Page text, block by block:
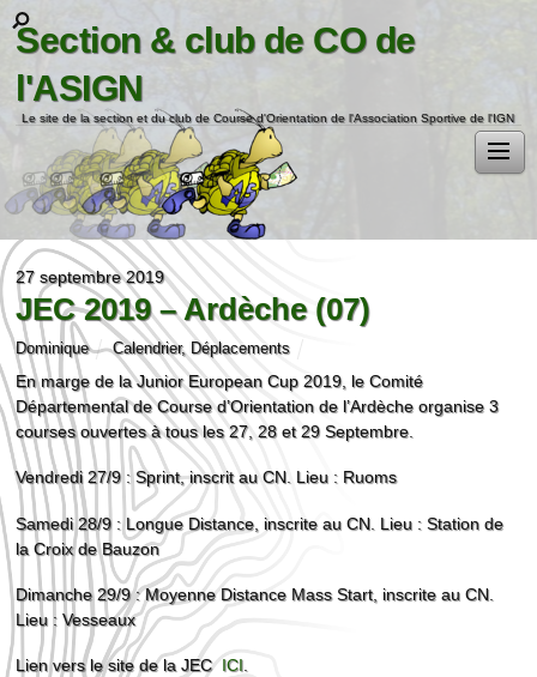
Section & club de CO de
l'ASIGN
Le site de la section et du club de Course d'Orientation de l'Association Sportive de l'IGN
27 septembre 2019
JEC 2019 – Ardèche (07)
Dominique Calendrier, Déplacements
En marge de la Junior European Cup 2019, le Comité
Départemental de Course d’Orientation de l’Ardèche organise 3
courses ouvertes à tous les 27, 28 et 29 Septembre.
Vendredi 27/9 : Sprint, inscrit au CN. Lieu : Ruoms
Samedi 28/9 : Longue Distance, inscrite au CN. Lieu : Station de
la Croix de Bauzon
Dimanche 29/9 : Moyenne Distance Mass Start, inscrite au CN.
Lieu : Vesseaux
Lien vers le site de la JECICI